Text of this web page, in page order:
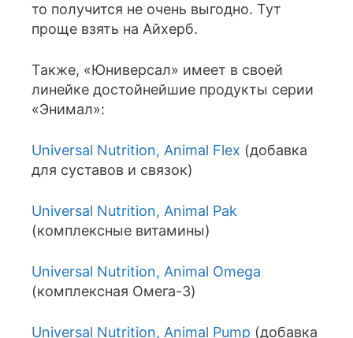
то получится не очень выгодно. Тут
проще взять на Айхерб.
Также, «Юниверсал» имеет в своей
линейке достойнейшие продукты серии
«Энимал»:
Universal Nutrition, Animal Flex (добавка
для суставов и связок)
Universal Nutrition, Animal Pak
(комплексные витамины)
Universal Nutrition, Animal Omega
(комплексная Омега-3)
Universal Nutrition, Animal Pump (добавка